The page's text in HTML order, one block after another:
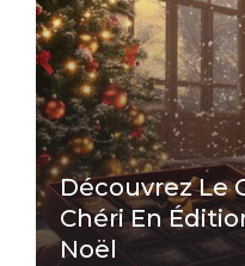
Découvrez Le
Chéri En
Noël